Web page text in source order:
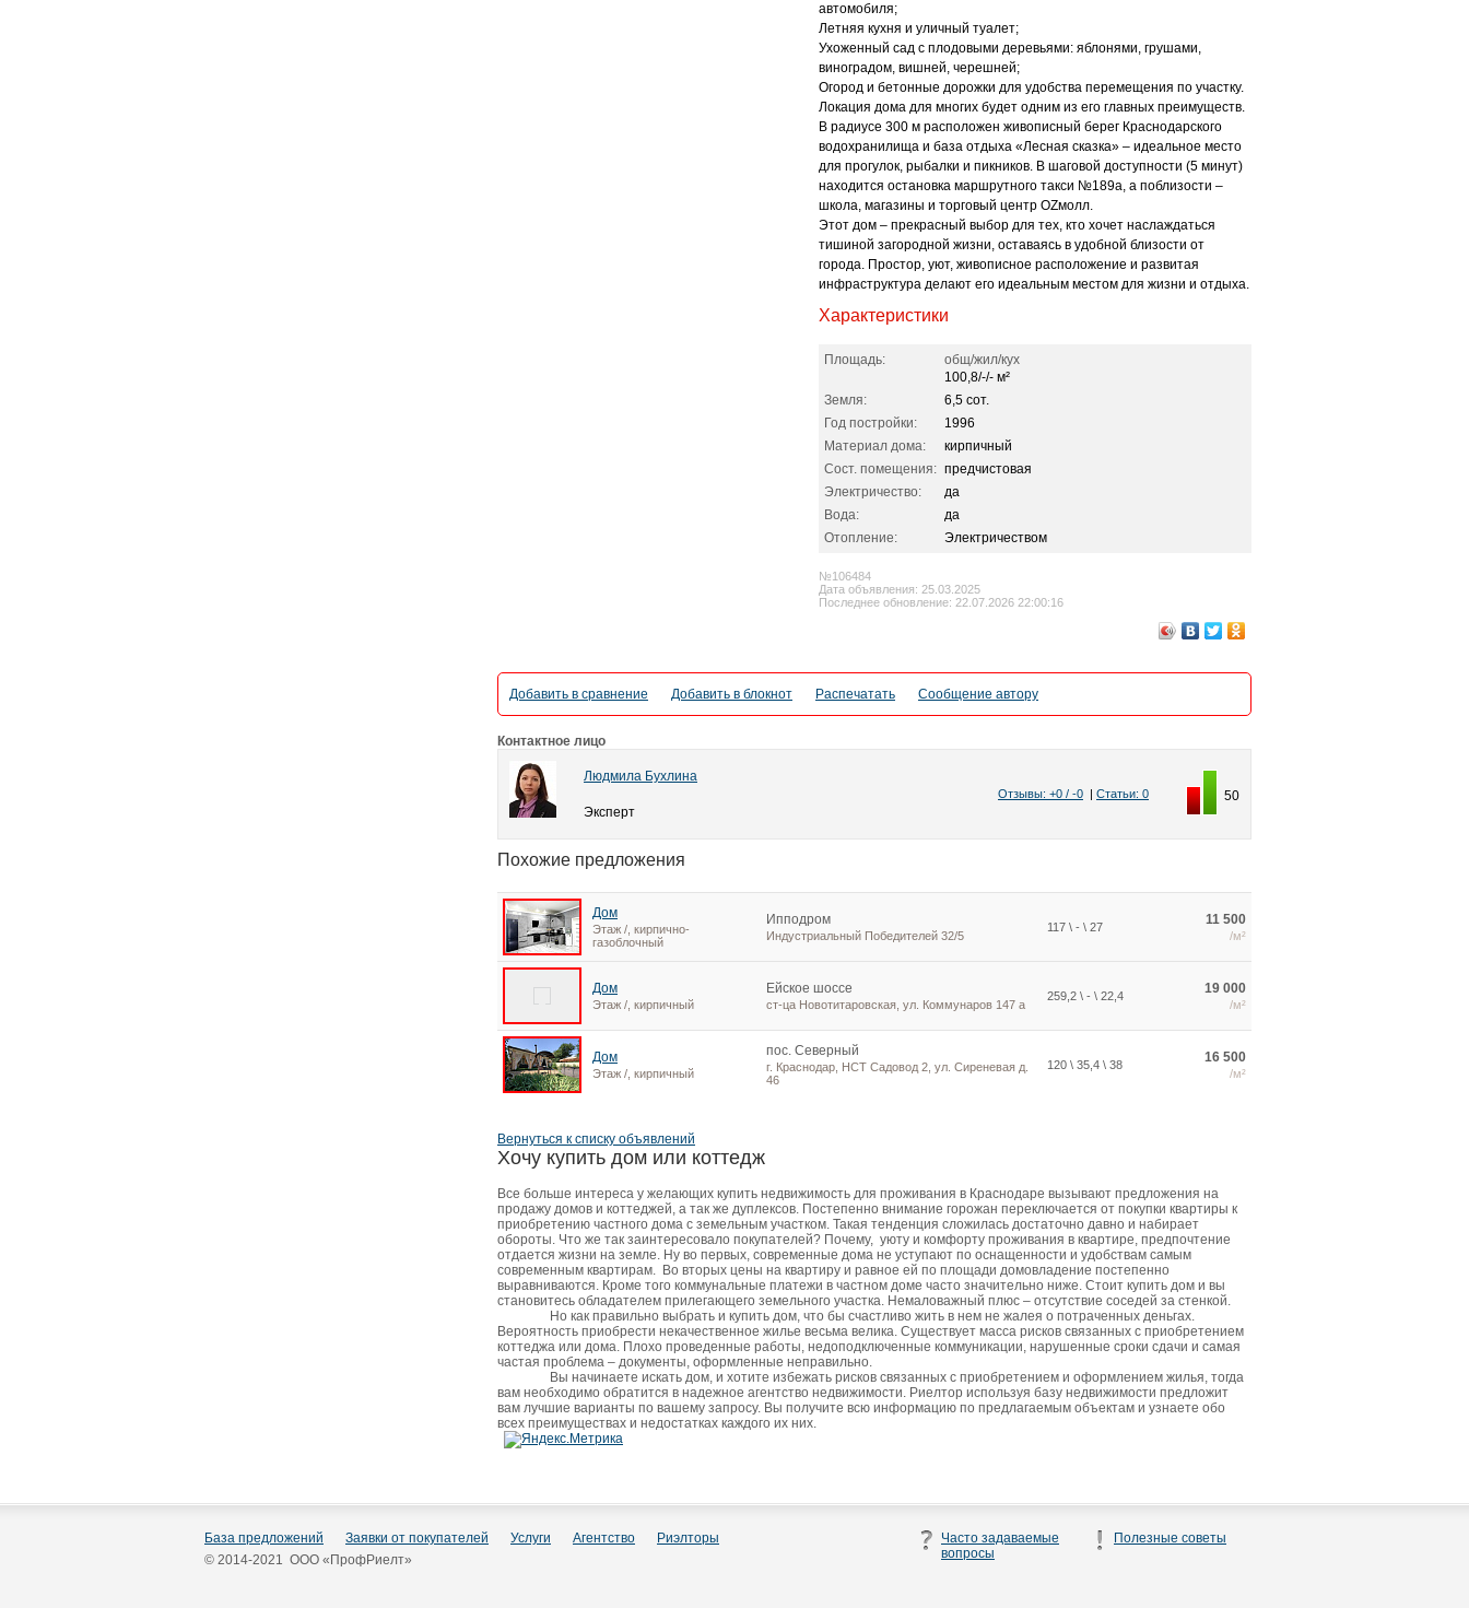
автомобиля;
Летняя кухня и уличный туалет;
Ухоженный сад с плодовыми деревьями: яблонями, грушами,
виноградом, вишней, черешней;
Огород и бетонные дорожки для удобства перемещения по участку.
Локация дома для многих будет одним из его главных преимуществ.
В радиусе 300 м расположен живописный берег Краснодарского
водохранилища и база отдыха «Лесная сказка» – идеальное место
для прогулок, рыбалки и пикников. В шаговой доступности (5 минут)
находится остановка маршрутного такси №189а, а поблизости –
школа, магазины и торговый центр OZмолл.
Этот дом – прекрасный выбор для тех, кто хочет наслаждаться
тишиной загородной жизни, оставаясь в удобной близости от
города. Простор, уют, живописное расположение и развитая
инфраструктура делают его идеальным местом для жизни и отдыха.
Характеристики
Площадь:
общ/жил/кух
100,8/-/- м²
Земля:
6,5 сот.
Год постройки:
1996
Материал дома:
кирпичный
Сост. помещения: предчистовая
Электричество:
да
Вода:
да
Отопление:
Электричеством
№106484
Дата объявления: 25.03.2025
Последнее обновление: 22.07.2026 22:00:16
Добавить в сравнение Добавить в блокнот Распечатать Сообщение автору
Контактное лицо
Людмила Бухлина
Эксперт
Отзывы: +0 / -0 | Статьи: 0 50
Похожие предложения
Дом
Этаж /, кирпично-
газоблочный
Ипподром
Индустриальный Победителей 32/5
117 \ - \ 27 11 500
/м²
Дом
Этаж /, кирпичный
Ейское шоссе
ст-ца Новотитаровская, ул. Коммунаров 147 а
259,2 \ - \ 22,4 19 000
/м²
Дом
Этаж /, кирпичный
пос. Северный
г. Краснодар, НСТ Садовод 2, ул. Сиреневая д.
46
120 \ 35,4 \ 38 16 500
/м²
Вернуться к списку объявлений
Хочу купить дом или коттедж
Все больше интереса у желающих купить недвижимость для проживания в Краснодаре вызывают предложения на
продажу домов и коттеджей, а так же дуплексов. Постепенно внимание горожан переключается от покупки квартиры к
приобретению частного дома с земельным участком. Такая тенденция сложилась достаточно давно и набирает
обороты. Что же так заинтересовало покупателей? Почему, уюту и комфорту проживания в квартире, предпочтение
отдается жизни на земле. Ну во первых, современные дома не уступают по оснащенности и удобствам самым
современным квартирам. Во вторых цены на квартиру и равное ей по площади домовладение постепенно
выравниваются. Кроме того коммунальные платежи в частном доме часто значительно ниже. Стоит купить дом и вы
становитесь обладателем прилегающего земельного участка. Немаловажный плюс – отсутствие соседей за стенкой.
Но как правильно выбрать и купить дом, что бы счастливо жить в нем не жалея о потраченных деньгах.
Вероятность приобрести некачественное жилье весьма велика. Существует масса рисков связанных с приобретением
коттеджа или дома. Плохо проведенные работы, недоподключенные коммуникации, нарушенные сроки сдачи и самая
частая проблема – документы, оформленные неправильно.
Вы начинаете искать дом, и хотите избежать рисков связанных с приобретением и оформлением жилья, тогда
вам необходимо обратится в надежное агентство недвижимости. Риелтор используя базу недвижимости предложит
вам лучшие варианты по вашему запросу. Вы получите всю информацию по предлагаемым объектам и узнаете обо
всех преимуществах и недостатках каждого их них.
База предложений Заявки от покупателей Услуги Агентство
Риэлторы
© 2014-2021 ООО «ПрофРиелт»
Часто задаваемые
вопросы
Полезные советы